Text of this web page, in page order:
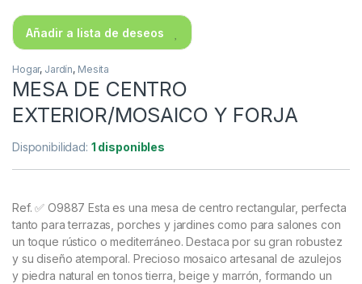
Añadir a lista de deseos
Hogar, Jardín, Mesita
MESA DE CENTRO
EXTERIOR/MOSAICO Y FORJA
Disponibilidad: 1 disponibles
Ref. ✅ O9887 Esta es una mesa de centro rectangular, perfecta
tanto para terrazas, porches y jardines como para salones con
un toque rústico o mediterráneo. Destaca por su gran robustez
y su diseño atemporal. Precioso mosaico artesanal de azulejos
y piedra natural en tonos tierra, beige y marrón, formando un